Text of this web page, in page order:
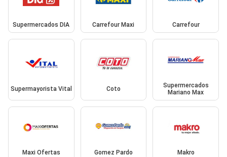
Supermercados DIA Carrefour Maxi Carrefour
Supermayorista Vital Coto
Supermercados
Mariano Max
Maxi Ofertas Gomez Pardo Makro